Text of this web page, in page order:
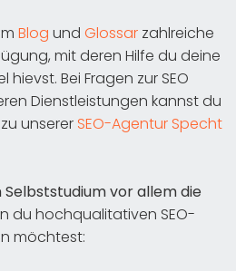
Blog und Glossar zahlreiche
mit deren Hilfe du deine
hievst. Bei Fragen zur SEO
Dienstleistungen kannst du
unserer SEO-Agentur Specht
vor allem die
du hochqualitativen SEO-
möchtest: